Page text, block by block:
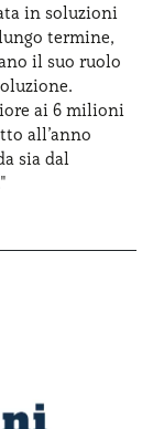
in soluzioni
termine,
il suo ruolo
ai 6 milioni
all’anno
sia dal